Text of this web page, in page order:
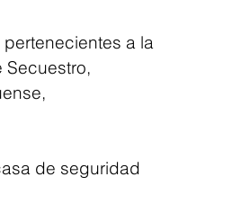
a la
Secuestro,
de seguridad